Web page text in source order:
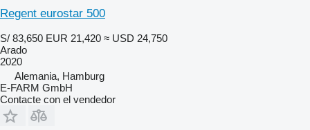
Regent eurostar 500
S/ 83,650 EUR 21,420 ≈ USD 24,750
Arado
2020
Alemania, Hamburg
E-FARM GmbH
Contacte con el vendedor